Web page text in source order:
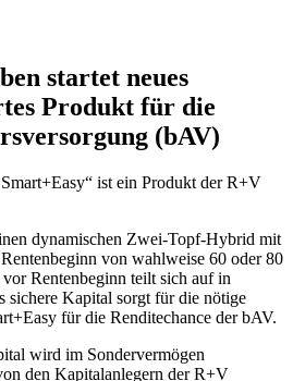
startet neues
Produkt für die
(bAV)
ist ein Produkt der R+V
dynamischen Zwei-Topf-Hybrid mit
von wahlweise 60 oder 80
Rentenbeginn teilt sich auf in
sichere Kapital sorgt für die nötige
für die Renditechance der bAV.
wird im Sondervermögen
den Kapitalanlegern der R+V